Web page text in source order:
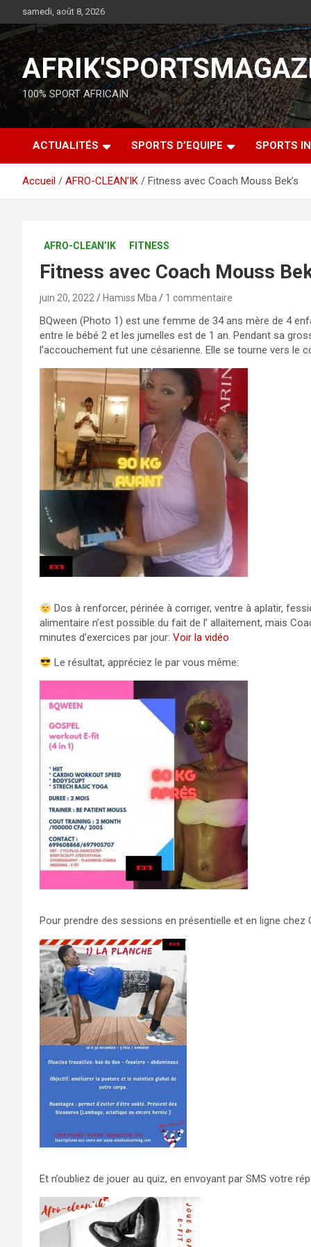
samedi, août 8, 2026
100% SPORT AFRICAIN
ACTUALITÉS SPORTS D’EQUIPE SPORTS
Accueil AFRO-CLEAN’IK Fitness avec Coach Mouss Bek’s
AFRO-CLEAN’IK FITNESS
Fitness avec Coach Mouss
juin 20, 2022 Hamiss Mba 1 commentaire
BQween (Photo 1) est une femme de 34 ans mère de 4
entre le bébé 2 et les jumelles est de 1 an. Pendant sa
l’accouchement fut une césarienne. Elle se tourne vers le
Dos à renforcer, périnée à corriger, ventre à aplatir,
alimentaire n’est possible du fait de l’ allaitement, mais
minutes d’exercices par jour: Voir la vidéo
Le résultat, appréciez le par vous même:
Pour prendre des sessions en présentielle et en ligne
Et n’oubliez de jouer au quiz, en envoyant par SMS votre